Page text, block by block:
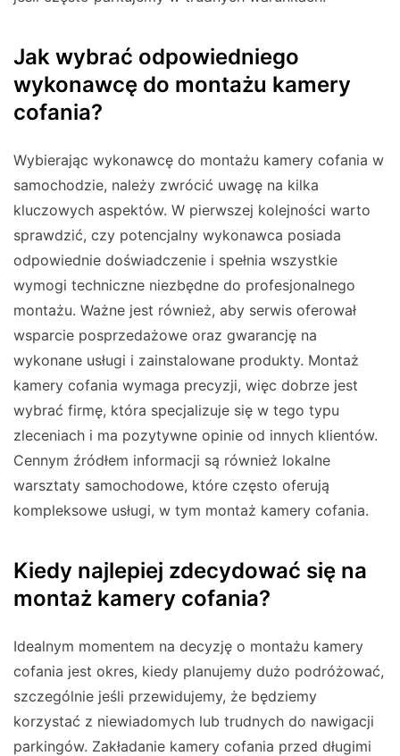
Jak wybrać odpowiedniego
wykonawcę do montażu kamery
cofania?
Wybierając wykonawcę do montażu kamery cofania w
samochodzie, należy zwrócić uwagę na kilka
kluczowych aspektów. W pierwszej kolejności warto
sprawdzić, czy potencjalny wykonawca posiada
odpowiednie doświadczenie i spełnia wszystkie
wymogi techniczne niezbędne do profesjonalnego
montażu. Ważne jest również, aby serwis oferował
wsparcie posprzedażowe oraz gwarancję na
wykonane usługi i zainstalowane produkty. Montaż
kamery cofania wymaga precyzji, więc dobrze jest
wybrać firmę, która specjalizuje się w tego typu
zleceniach i ma pozytywne opinie od innych klientów.
Cennym źródłem informacji są również lokalne
warsztaty samochodowe, które często oferują
kompleksowe usługi, w tym montaż kamery cofania.
Kiedy najlepiej zdecydować się na
montaż kamery cofania?
Idealnym momentem na decyzję o montażu kamery
cofania jest okres, kiedy planujemy dużo podróżować,
szczególnie jeśli przewidujemy, że będziemy
korzystać z niewiadomych lub trudnych do nawigacji
parkingów. Zakładanie kamery cofania przed długimi